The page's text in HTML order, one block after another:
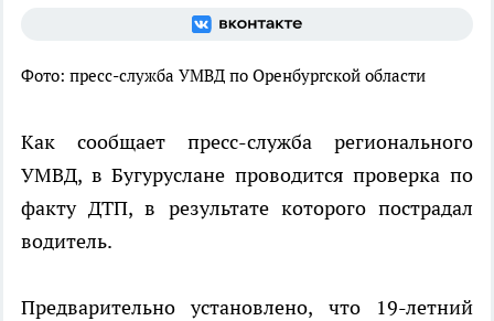
Фото: пресс-служба УМВД по Оренбургской области
Как сообщает пресс-служба регионального
УМВД, в Бугуруслане проводится проверка по
факту ДТП, в результате которого пострадал
водитель.
Предварительно установлено, что 19-летний